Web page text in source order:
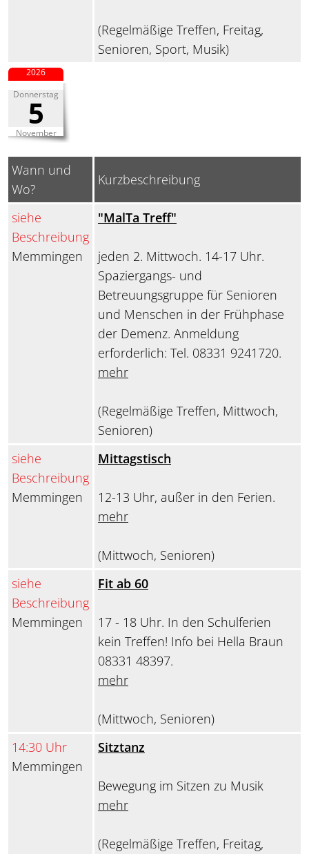
(Regelmäßige Treffen, Freitag,
Senioren, Sport, Musik)
Donnerstag
5
November
2026
Wann und
Wo?
Kurzbeschreibung
siehe
Beschreibung
Memmingen
"MalTa Treff"
jeden 2. Mittwoch. 14-17 Uhr.
Spaziergangs- und
Betreuungsgruppe für Senioren
und Menschen in der Frühphase
der Demenz. Anmeldung
erforderlich: Tel. 08331 9241720.
mehr
(Regelmäßige Treffen, Mittwoch,
Senioren)
siehe
Beschreibung
Memmingen
Mittagstisch
12-13 Uhr, außer in den Ferien.
mehr
(Mittwoch, Senioren)
siehe
Beschreibung
Memmingen
Fit ab 60
17 - 18 Uhr. In den Schulferien
kein Treffen! Info bei Hella Braun
08331 48397.
mehr
(Mittwoch, Senioren)
14:30 Uhr
Memmingen
Sitztanz
Bewegung im Sitzen zu Musik
mehr
(Regelmäßige Treffen, Freitag,